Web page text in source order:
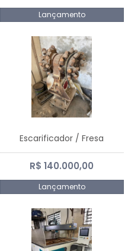
Lançamento
Escarificador / Fresa
R$ 140.000,00
Lançamento